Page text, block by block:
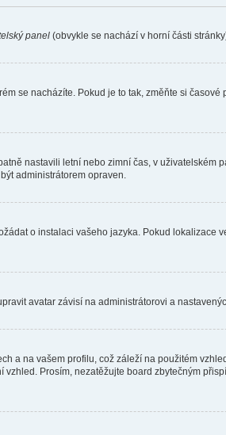
panel (obvykle se nachází v horní části
se nacházíte. Pokud je to tak, změňte si
nastavili letní nebo zimní čas, v uživatelském
administrátorem opraven.
o instalaci vašeho jazyka. Pokud lokalizace
avatar závisí na administrátorovi a
a na vašem profilu, což záleží na použitém
Prosím, nezatěžujte board zbytečným